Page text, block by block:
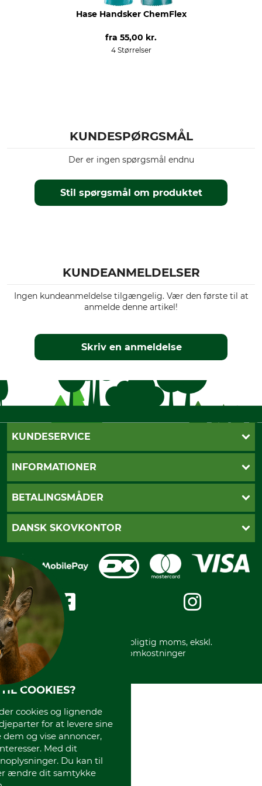
Hase Handsker ChemFlex
fra 55,00 kr.
4 Størrelser
KUNDESPØRGSMÅL
Stil spørgsmål om produktet
Der er ingen spørgsmål endnu
KUNDEANMELDELSER
Ingen kundeanmeldelse tilgængelig. Vær den første til at
anmelde denne artikel!
Skriv en anmeldelse
KUNDESERVICE
Kontakt
Cookie-indstillinger
INFORMATIONER
Betalingsmåder
Privatlivspolitik
Handelsbetingelser
Impressum
Gratis returlabel
BETALINGSMÅDER
Dankort
Mobile Pay
Kreditkort
DANSK SKOVKONTOR
Karriere
Messe datoer
Om os
International
* Alle priser inkl. lovpligtig moms, ekskl.
forsendelsesomkostninger
COOKIES?
cookies og lignende
for at levere sine
og vise annoncer,
Med dit
Du kan til
ændre dit samtykke